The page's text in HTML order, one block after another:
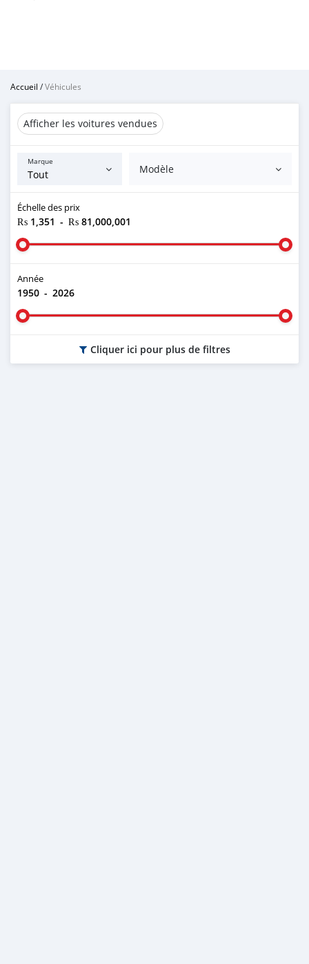
Accueil /Véhicules
Afficher les voitures vendues
Marque
Modèle
Échelle des prix
₨ 1,351 - ₨ 81,000,001
Année
1950 - 2026
Cliquer ici pour plus de filtres